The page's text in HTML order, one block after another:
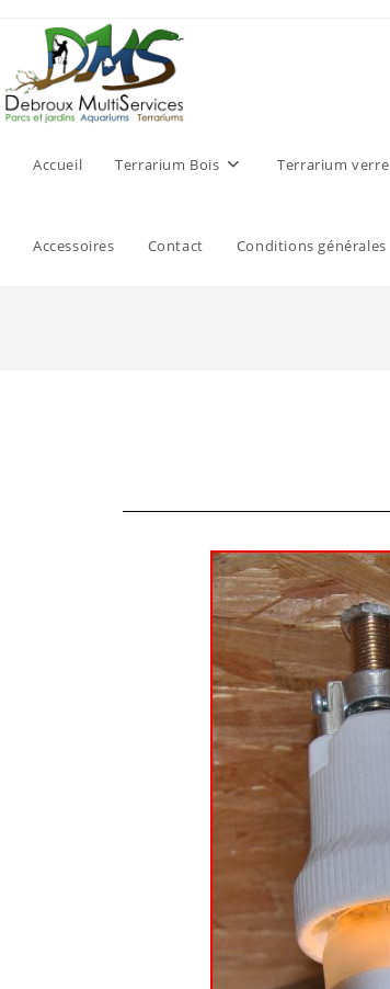
Accueil Terrarium Bois Terrarium verre
Accessoires Contact Conditions générales